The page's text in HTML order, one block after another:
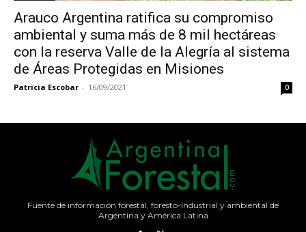
Arauco Argentina ratifica su compromiso
ambiental y suma más de 8 mil hectáreas
con la reserva Valle de la Alegría al sistema
de Áreas Protegidas en Misiones
Patricia Escobar - 16/09/2021 0
Fuente de información forestal, foresto-industrial y ambiental de
Argentina y América Latina